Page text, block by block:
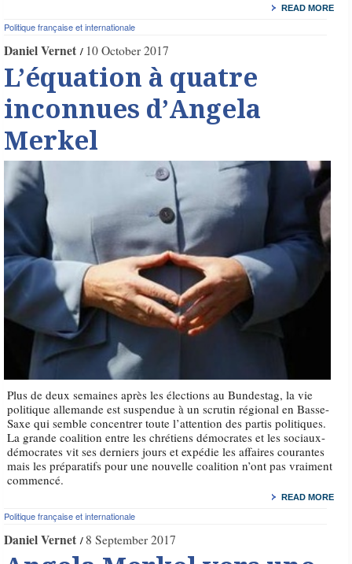
READ MORE
Politique française et internationale
Daniel Vernet 10 October 2017
L’équation à quatre
inconnues d’Angela
Merkel
Plus de deux semaines après les élections au Bundestag, la vie
politique allemande est suspendue à un scrutin régional en Basse-
Saxe qui semble concentrer toute l’attention des partis politiques.
La grande coalition entre les chrétiens démocrates et les sociaux-
démocrates vit ses derniers jours et expédie les affaires courantes
mais les préparatifs pour une nouvelle coalition n’ont pas vraiment
commencé.
READ MORE
Politique française et internationale
Daniel Vernet 8 September 2017